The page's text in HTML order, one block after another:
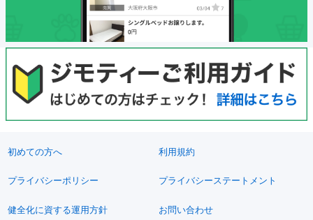
初めての方へ 利用規約
プライバシーポリシー プライバシーステートメント
健全化に資する運用方針 お問い合わせ